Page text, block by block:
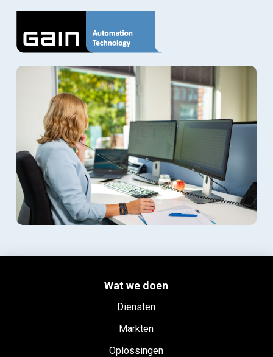
Wat we doen
Diensten
Markten
Oplossingen